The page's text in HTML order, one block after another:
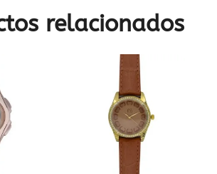
relacionados